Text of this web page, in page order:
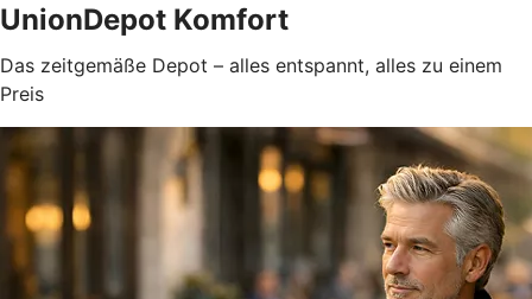
UnionDepot Komfort
Das zeitgemäße Depot – alles entspannt, alles zu einem
Preis